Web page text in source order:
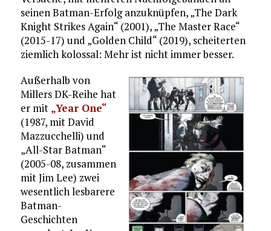
seinen Batman-Erfolg anzuknüpfen, „The Dark
Knight Strikes Again“ (2001), „The Master Race“
(2015-17) und „Golden Child“ (2019), scheiterten
ziemlich kolossal: Mehr ist nicht immer besser.
Außerhalb von
Millers DK-Reihe hat
er mit „Year One“
(1987, mit David
Mazzucchelli) und
„All-Star Batman“
(2005-08, zusammen
mit Jim Lee) zwei
wesentlich lesbarere
Batman-
Geschichten